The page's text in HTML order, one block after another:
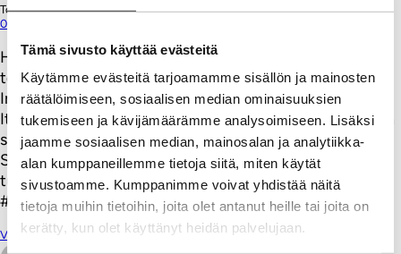
Tämä sivusto käyttää evästeitä
Käytämme evästeitä tarjoamamme sisällön ja mainosten
räätälöimiseen, sosiaalisen median ominaisuuksien
tukemiseen ja kävijämäärämme analysoimiseen. Lisäksi
jaamme sosiaalisen median, mainosalan ja analytiikka-
alan kumppaneillemme tietoja siitä, miten käytät
sivustoamme. Kumppanimme voivat yhdistää näitä
tietoja muihin tietoihin, joita olet antanut heille tai joita on
kerätty, kun olet käyttänyt heidän palvelujaan.
Toni Koutu
03.09.2014
Hyvä kirjoitus Ville! ja antaa aihetta pohtia miksi
teleoperaattorit ovat käsijarru päällä eikä täysillä
Internet Of Thingsin kimpussa.
Itse ”karsastan” asiaa omista päätelaitteista, koska silloin
sidotaan käyttäjä väärällä tavalla tiettyyn operaattoriin.
Sitouttaminen täytyy tapahtua laadulla sekä sisällön
tuottamisella, ei laitteilla.
#ThinkBig!
Vastaa